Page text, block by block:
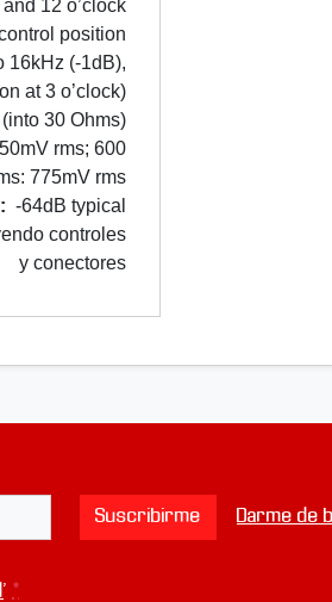
12 o’clock
position
16kHz (-1dB),
at 3 o’clock)
30 Ohms)
rms; 600
775mV rms
-64dB typical
controles
y conectores
Suscribirme Darme de
' *